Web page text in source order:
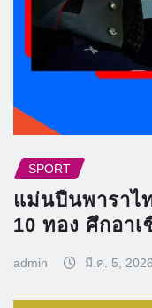
SPORT
แม่นปืนพาราไ
10 ทอง ศึกอา
admin มี.ค. 5, 2026